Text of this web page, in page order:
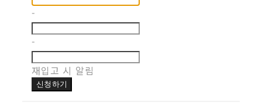
-
-
재입고 시 알림
신청하기